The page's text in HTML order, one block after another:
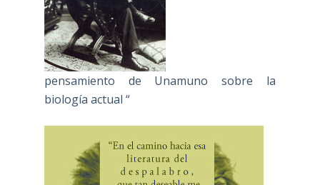
pensamiento de Unamuno sobre la
biología actual “